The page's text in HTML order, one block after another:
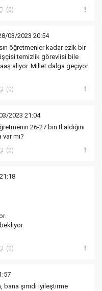
(0)
03/2023 20:54
öğretmenler kadar ezik bir
temizlik görevlisi bile
alıyor. Millet dalga geçiyor
(0)
2023 21:04
26-27 bin tl aldığını
mı?
(0)
(0)
bana şimdi iyileştirme